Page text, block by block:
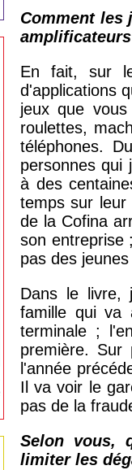
Comment les
En fait, sur
d'applications
jeux que
roulettes,
téléphones.
personnes qui
à des
temps sur leur
de la Cofina
son entreprise
pas des
Dans le livre,
famille qui va
terminale ;
première.
l'année
Il va voir le
pas de la
Selon vous,
limiter les